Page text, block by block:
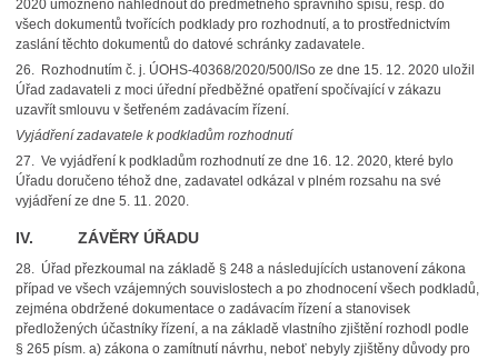
2020 umožněno nahlédnout do předmětného správního spisu, resp. do
všech dokumentů tvořících podklady pro rozhodnutí, a to prostřednictvím
zaslání těchto dokumentů do datové schránky zadavatele.
26. Rozhodnutím č. j. ÚOHS-40368/2020/500/ISo ze dne 15. 12. 2020 uložil
Úřad zadavateli z moci úřední předběžné opatření spočívající v zákazu
uzavřít smlouvu v šetřeném zadávacím řízení.
Vyjádření zadavatele k podkladům rozhodnutí
27. Ve vyjádření k podkladům rozhodnutí ze dne 16. 12. 2020, které bylo
Úřadu doručeno téhož dne, zadavatel odkázal v plném rozsahu na své
vyjádření ze dne 5. 11. 2020.
IV. ZÁVĚRY ÚŘADU
28. Úřad přezkoumal na základě § 248 a následujících ustanovení zákona
případ ve všech vzájemných souvislostech a po zhodnocení všech podkladů,
zejména obdržené dokumentace o zadávacím řízení a stanovisek
předložených účastníky řízení, a na základě vlastního zjištění rozhodl podle
§ 265 písm. a) zákona o zamítnutí návrhu, neboť nebyly zjištěny důvody pro